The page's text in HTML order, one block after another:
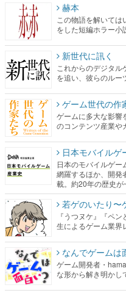
赫本
この物語を解いて
をした短編ホラー小
新世代に訊く
これからのデジタ
を追い、彼らのルー
ゲーム世代の作
ゲームに多大な影響
のコンテンツ産業や
日本モバイルゲ
日本のモバイルゲ
網羅するほか、開発
載。約20年の歴史が
若ゲのいたり〜
『うつヌケ』『ペ
生によるゲーム業界
なんでゲームは
ゲーム開発者・
な形から解き明かし